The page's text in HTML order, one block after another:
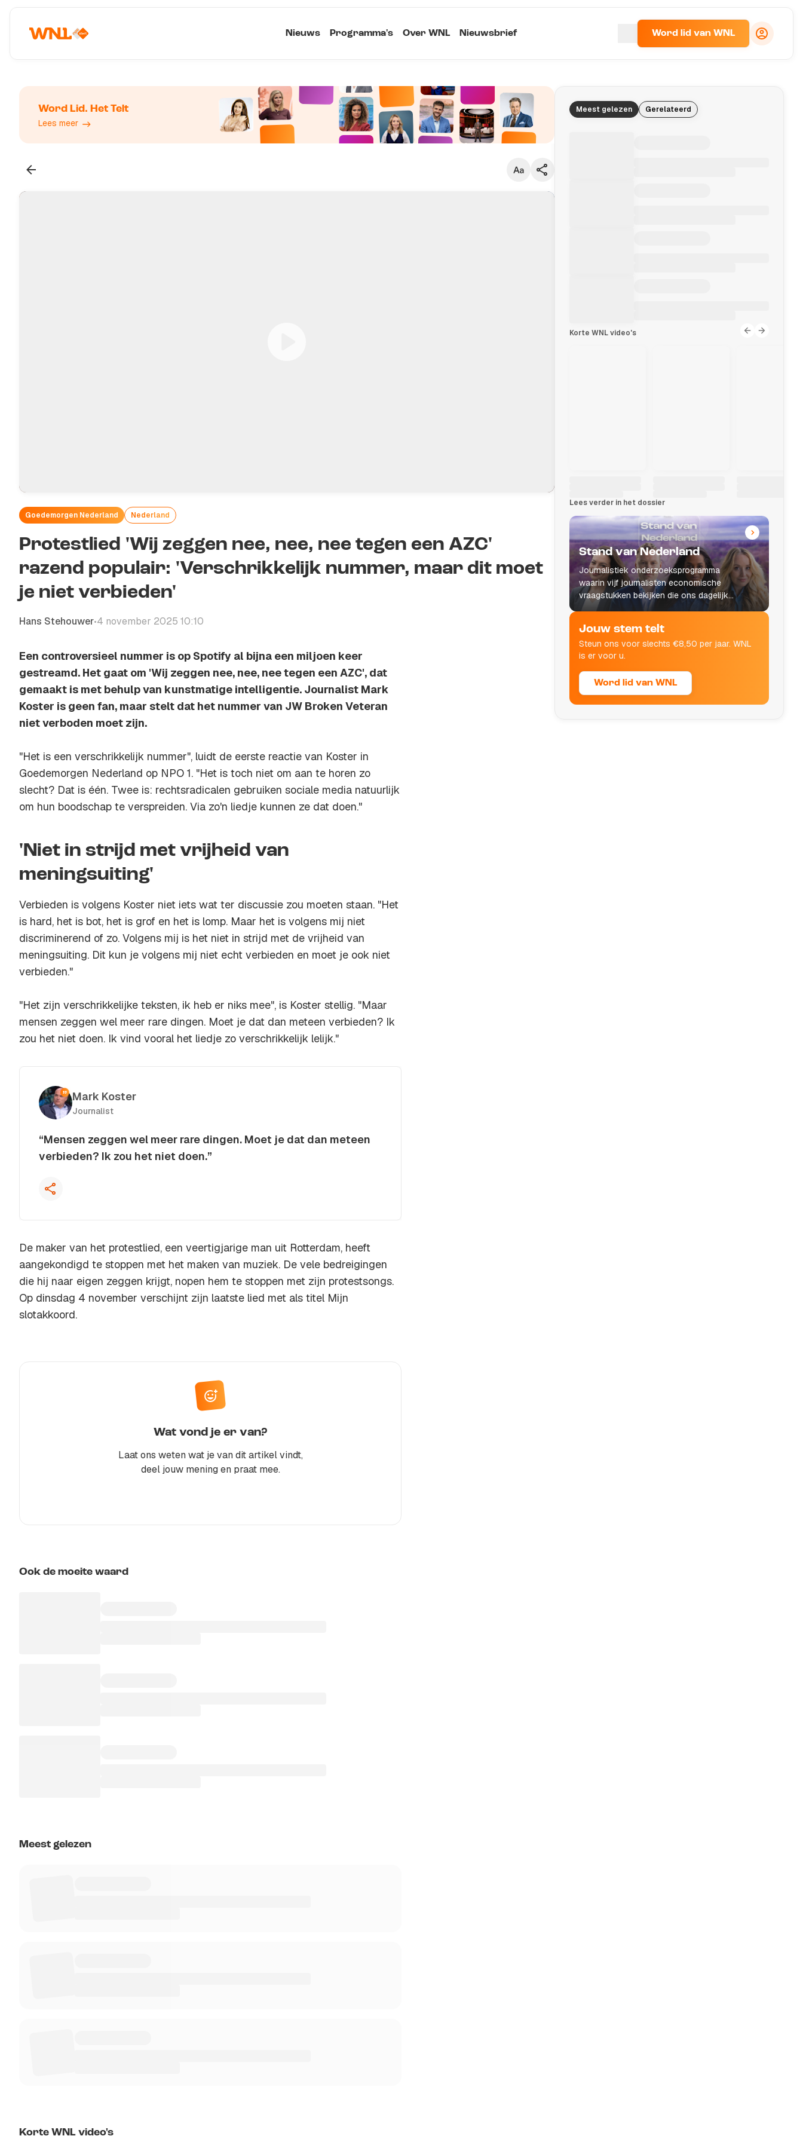
Nieuws Programma's Over WNL Nieuwsbrief Word lid van WNL
Word Lid. Het Telt
Lees meer
Goedemorgen Nederland Nederland
Protestlied 'Wij zeggen nee, nee, nee tegen een AZC'
razend populair: 'Verschrikkelijk nummer, maar dit moet
je niet verbieden'
Hans Stehouwer•4 november 2025 10:10
Een controversieel nummer is op Spotify al bijna een miljoen keer
gestreamd. Het gaat om 'Wij zeggen nee, nee, nee tegen een AZC', dat
gemaakt is met behulp van kunstmatige intelligentie. Journalist Mark
Koster is geen fan, maar stelt dat het nummer van JW Broken Veteran
niet verboden moet zijn.
"Het is een verschrikkelijk nummer", luidt de eerste reactie van Koster in
Goedemorgen Nederland op NPO 1. "Het is toch niet om aan te horen zo
slecht? Dat is één. Twee is: rechtsradicalen gebruiken sociale media natuurlijk
om hun boodschap te verspreiden. Via zo'n liedje kunnen ze dat doen."
'Niet in strijd met vrijheid van
meningsuiting'
Verbieden is volgens Koster niet iets wat ter discussie zou moeten staan. "Het
is hard, het is bot, het is grof en het is lomp. Maar het is volgens mij niet
discriminerend of zo. Volgens mij is het niet in strijd met de vrijheid van
meningsuiting. Dit kun je volgens mij niet echt verbieden en moet je ook niet
verbieden."
"Het zijn verschrikkelijke teksten, ik heb er niks mee", is Koster stellig. "Maar
mensen zeggen wel meer rare dingen. Moet je dat dan meteen verbieden? Ik
zou het niet doen. Ik vind vooral het liedje zo verschrikkelijk lelijk."
Mark Koster
Journalist
“Mensen zeggen wel meer rare dingen. Moet je dat dan meteen
verbieden? Ik zou het niet doen.”
Kopieer quote
De maker van het protestlied, een veertigjarige man uit Rotterdam, heeft
aangekondigd te stoppen met het maken van muziek. De vele bedreigingen
die hij naar eigen zeggen krijgt, nopen hem te stoppen met zijn protestsongs.
Op dinsdag 4 november verschijnt zijn laatste lied met als titel Mijn
slotakkoord.
Wat vond je er van?
Laat ons weten wat je van dit artikel vindt,
deel jouw mening en praat mee.
Ook de moeite waard
Meest gelezen
Korte WNL video's
Meest gelezen Gerelateerd
Korte WNL video's
Lees verder in het dossier
Stand van Nederland
Journalistiek onderzoeksprogramma
waarin vijf journalisten economische
vraagstukken bekijken die ons dagelijks
leven raken.
Jouw stem telt
Steun ons voor slechts €8,50 per jaar. WNL
is er voor u.
Word lid van WNL